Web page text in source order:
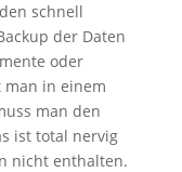
schnell
der Daten
oder
man in einem
man den
ist total nervig
nicht enthalten.